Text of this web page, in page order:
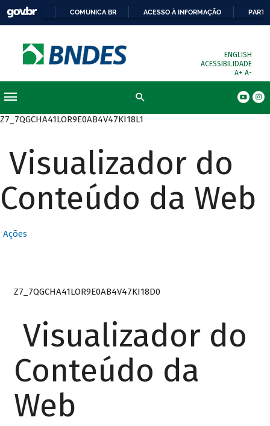
COMUNICA BR ACESSO À INFORMAÇÃO
ENGLISH
ACESSIBILIDADE
A+ A-
Z7_7QGCHA41LOR9E0AB4V47KI18L1
Visualizador do
Conteúdo da Web
Ações
Z7_7QGCHA41LOR9E0AB4V47KI18D0
Visualizador do
Conteúdo da
Web